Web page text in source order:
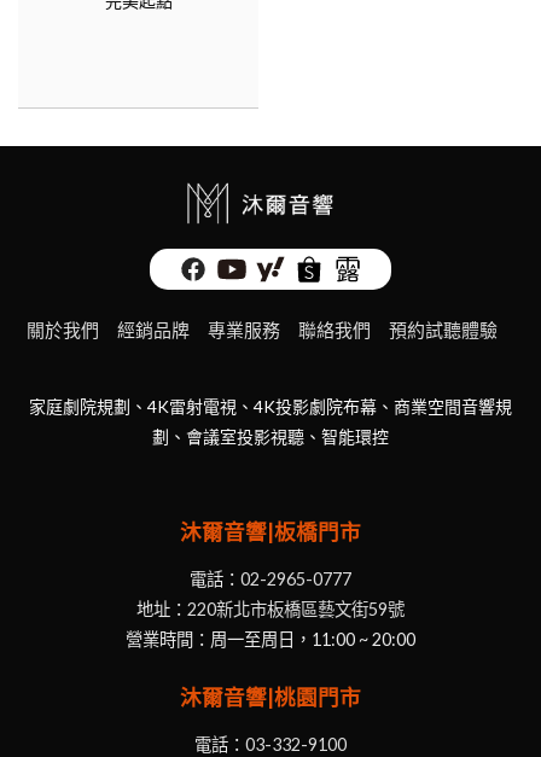
工藝，透過全新的BRM-1 遙控技術與MOON Digital
，將音響重播推向了前所未有的精準度。
聽感表現：如月光般清澈，如原音般真
評論家常說：「MOON 的聲音是沒有顏色的。」它不刻意
「當音樂響起，器材消失了，只剩下您與演
奏者之間的靈魂共鳴。」
無論是交響樂的磅礴氣勢，還是人聲細微的呼吸轉折，
關於我們 經銷品牌 專業服務 聯絡我們 預約試聽體驗
家庭劇院規劃、4K雷射電視、4K投影劇院布幕、商業空間音響規
劃、會議室投影視聽、智能環控
沐爾音響|板橋門市
電話： 02-2965-0777
地址： 220新北市板橋區藝文街59號
營業時間：周一至周日，11:00 ~ 20:00
沐爾音響|桃園門市
電話： 03-332-9100